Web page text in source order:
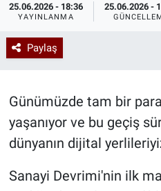
25.06.2026 - 18:36
YAYINLANMA
25.06.2026 -
Paylaş
Günümüzde tam bir
yaşanıyor ve bu geçiş
dünyanın dijital
Sanayi Devrimi'nin ilk
Siyaset
Teknoloji
Yazarlar